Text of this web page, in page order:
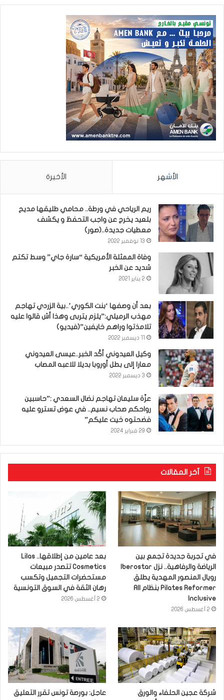
الأشهر الأخيرة
ريم الرياحي في ورطة.. محامي طليقها مديح
بلعيد يخرج عن واجب التحفظ و يكشف
معطيات جديدة..(صور)
13 نوفمبر 2022
وفاة الممثلة الأمريكية “سارة جاي” وسط تكتم
شديد عن الخبر
2 يناير 2021
بعد أن وصفها ‘بنت الكوري’..بية الزردي تهاجم
مهذب الرميلي:”يلزم يتربى وهذا أش قالوا عليه
تلامذتوا وراهم خايفين”(فيديو)
وكيل العيدوني أكّد الخبر..عيسى العيدوني
معارا إلى بطل أوروبا بديلا للاعبه المصاب
3 ديسمبر 2022
عزّة سليمان تهاجم نضال السعدي :”حاسبين
رواحكم صحاب نسيم.. في عوض تسترو عليه
فضحتوه خيت عليكم”
29 فبراير 2024
آخر المقالات
في تجربة جديدة تجمع بين
رويال المنصور المهدية يطلق
Pilates Reformer بنظام All
Inclusive
2 أغسطس 2026
بعد عامين من إطلاقها.. Lilas
Cosmetics تتصدر مبيعات
مستحضرات التجميل وتكسب
رهان الثقة في السوق التونسية
2 أغسطس 2026
شركة عجين الحلفاء والورق
عاجل: بورصة تونس تقرر التعليق